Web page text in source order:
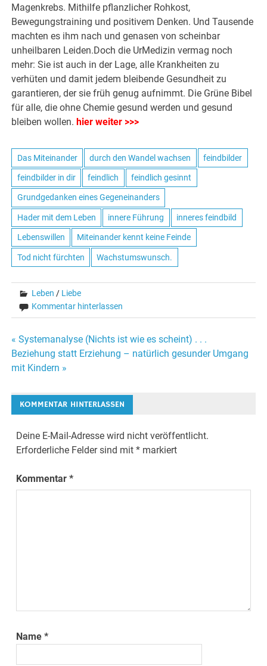
Magenkrebs. Mithilfe pflanzlicher Rohkost,
Bewegungstraining und positivem Denken. Und Tausende
machten es ihm nach und genasen von scheinbar
unheilbaren Leiden.Doch die UrMedizin vermag noch
mehr: Sie ist auch in der Lage, alle Krankheiten zu
verhüten und damit jedem bleibende Gesundheit zu
garantieren, der sie früh genug aufnimmt. Die Grüne Bibel
für alle, die ohne Chemie gesund werden und gesund
bleiben wollen. hier weiter >>>
Das Miteinander durch den Wandel wachsen feindbilder
feindbilder in dir feindlich feindlich gesinnt
Grundgedanken eines Gegeneinanders
Hader mit dem Leben innere Führung inneres feindbild
Lebenswillen Miteinander kennt keine Feinde
Tod nicht fürchten Wachstumswunsch.
Leben / Liebe
Kommentar hinterlassen
Beitrags-
« Systemanalyse (Nichts ist wie es scheint) . . .
Beziehung statt Erziehung – natürlich gesunder Umgang
mit Kindern »
KOMMENTAR HINTERLASSEN
Deine E-Mail-Adresse wird nicht veröffentlicht.
Erforderliche Felder sind mit* markiert
Kommentar*
Name*